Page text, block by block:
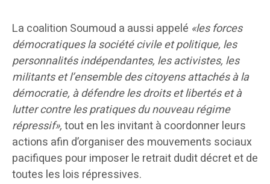
La coalition Soumoud a aussi appelé «les forces
démocratiques la société civile et politique, les
personnalités indépendantes, les activistes, les
militants et l’ensemble des citoyens attachés à la
démocratie, à défendre les droits et libertés et à
lutter contre les pratiques du nouveau régime
répressif»,tout en les invitant à coordonner leurs
actions afin d’organiser des mouvements sociaux
pacifiques pour imposer le retrait dudit décret et de
toutes les lois répressives.